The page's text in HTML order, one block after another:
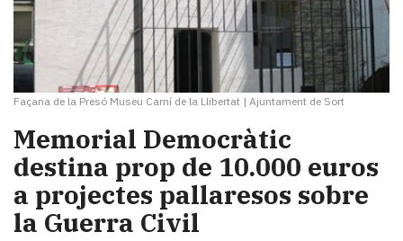
Façana de la Presó Museu Camí de la Llibertat | Ajuntament de Sort
Memorial Democràtic
destina prop de 10.000 euros
a projectes pallaresos sobre
la Guerra Civil